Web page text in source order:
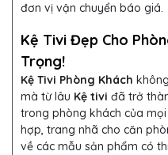
đơn vị vận chuyển báo giá.
Kệ Tivi Đẹp Cho
Trọng!
Kệ Tivi Phòng Khách
mà từ lâu Kệ tivi đã trở
trong phòng khách của
hợp, trang nhã cho căn
về các mẫu sản phẩm có